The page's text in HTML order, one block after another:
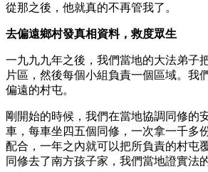
從那之後，他就真的不再管我了。
去偏遠鄉村發真相資料，救度眾生
一九九九年之後，我們當地的大法弟子
片區，然後每個小組負責一個區域。我
偏遠的村屯。
剛開始的時候，我們在當地協調同修的
車，每車坐四五個同修，一次拿一千多
配合，一年之內就可以把所負責的村屯
同修去了南方孩子家，我們當地證實法